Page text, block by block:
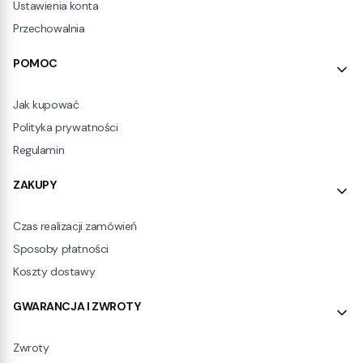
Ustawienia konta
Przechowalnia
POMOC
Jak kupować
Polityka prywatności
Regulamin
ZAKUPY
Czas realizacji zamówień
Sposoby płatności
Koszty dostawy
GWARANCJA I ZWROTY
Zwroty